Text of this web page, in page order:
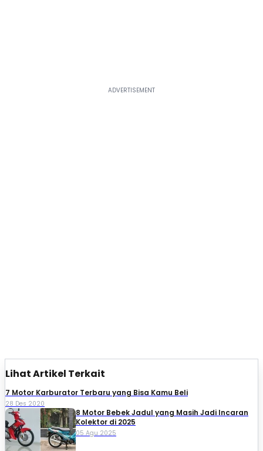
Lihat Artikel Terkait
7 Motor Karburator Terbaru yang Bisa Kamu Beli
28 Des 2020
8 Motor Bebek Jadul yang Masih Jadi Incaran
Kolektor di 2025
05 Agu 2025